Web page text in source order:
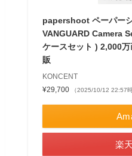
papershoot ペーパー
VANGUARD Camera
ケースセット ) 2,000
販
KONCENT
¥29,700
（2025/10/12 22:57
楽